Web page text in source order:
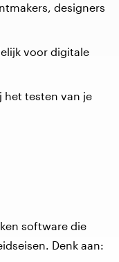
designers
voor digitale
het testen van je
software die
Denk aan: